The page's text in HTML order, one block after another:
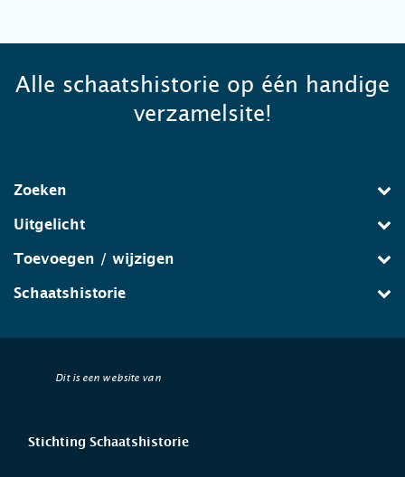
Alle schaatshistorie op één handige
verzamelsite!
Zoeken
Uitgelicht
Toevoegen / wijzigen
Schaatshistorie
Dit is een website van
Stichting Schaatshistorie